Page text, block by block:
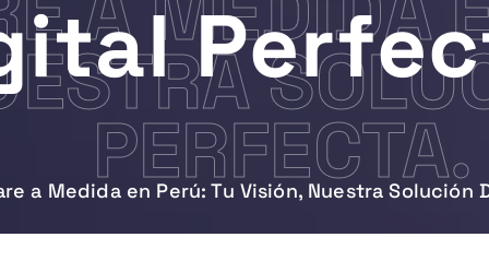
PERFECTA.
a Medida en Perú: Tu Visión, Nuestra Solución